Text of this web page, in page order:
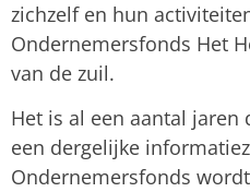
zichzelf en hun
Ondernemersfonds Het
van de zuil.
Het is al een aantal
een dergelijke
Ondernemersfonds